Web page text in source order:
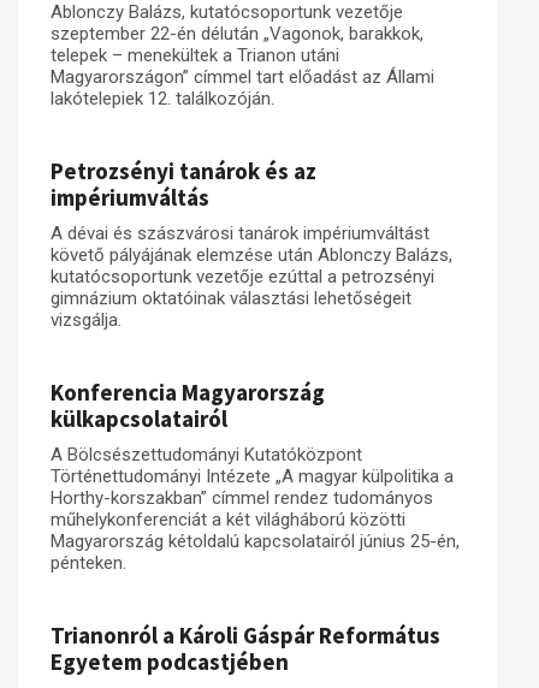
Ablonczy Balázs, kutatócsoportunk vezetője
szeptember 22-én délután „Vagonok, barakkok,
telepek – menekültek a Trianon utáni
Magyarországon” címmel tart előadást az Állami
lakótelepiek 12. találkozóján.
Petrozsényi tanárok és az
impériumváltás
A dévai és szászvárosi tanárok impériumváltást
követő pályájának elemzése után Ablonczy Balázs,
kutatócsoportunk vezetője ezúttal a petrozsényi
gimnázium oktatóinak választási lehetőségeit
vizsgálja.
Konferencia Magyarország
külkapcsolatairól
A Bölcsészettudományi Kutatóközpont
Történettudományi Intézete „A magyar külpolitika a
Horthy-korszakban” címmel rendez tudományos
műhelykonferenciát a két világháború közötti
Magyarország kétoldalú kapcsolatairól június 25-én,
pénteken.
Trianonról a Károli Gáspár Református
Egyetem podcastjében